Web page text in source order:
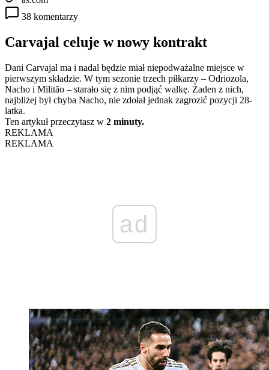
38 komentarzy
Carvajal celuje w nowy kontrakt
Dani Carvajal ma i nadal będzie miał niepodważalne miejsce w
pierwszym składzie. W tym sezonie trzech piłkarzy – Odriozola,
Nacho i Militão – starało się z nim podjąć walkę. Żaden z nich,
najbliżej był chyba Nacho, nie zdołał jednak zagrozić pozycji 28-
latka.
Ten artykuł przeczytasz w 2 minuty.
REKLAMA
REKLAMA
ad